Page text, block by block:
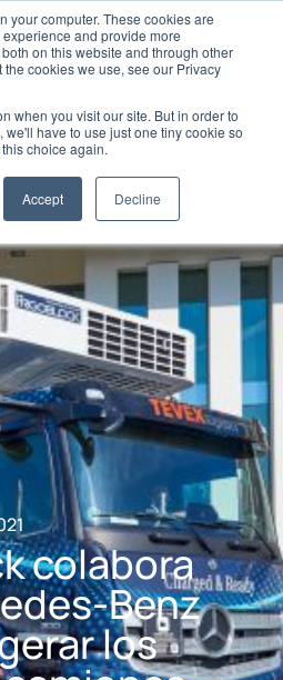
your computer. These cookies are
and provide more
on this website and through other
cookies we use, see our Privacy
when you visit our site. But in order to
have to use just one tiny cookie so
choice again.
Accept Decline
colabora
Benz
los